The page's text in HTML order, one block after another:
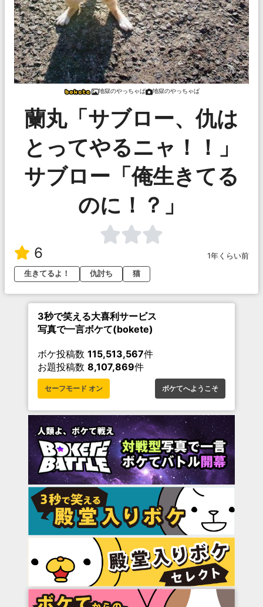
地獄のやっちゃば 地獄のやっちゃば
蘭丸「サブロー、仇は
とってやるニャ！！」
サブロー「俺生きてる
のに！？」
6
1年くらい前
生きてるよ！
仇討ち 猫
3秒で笑える大喜利サービス
写真で一言ボケて(bokete)
ボケ投稿数 115,513,567件
お題投稿数 8,107,869件
セーフモード オン ボケてへようこそ